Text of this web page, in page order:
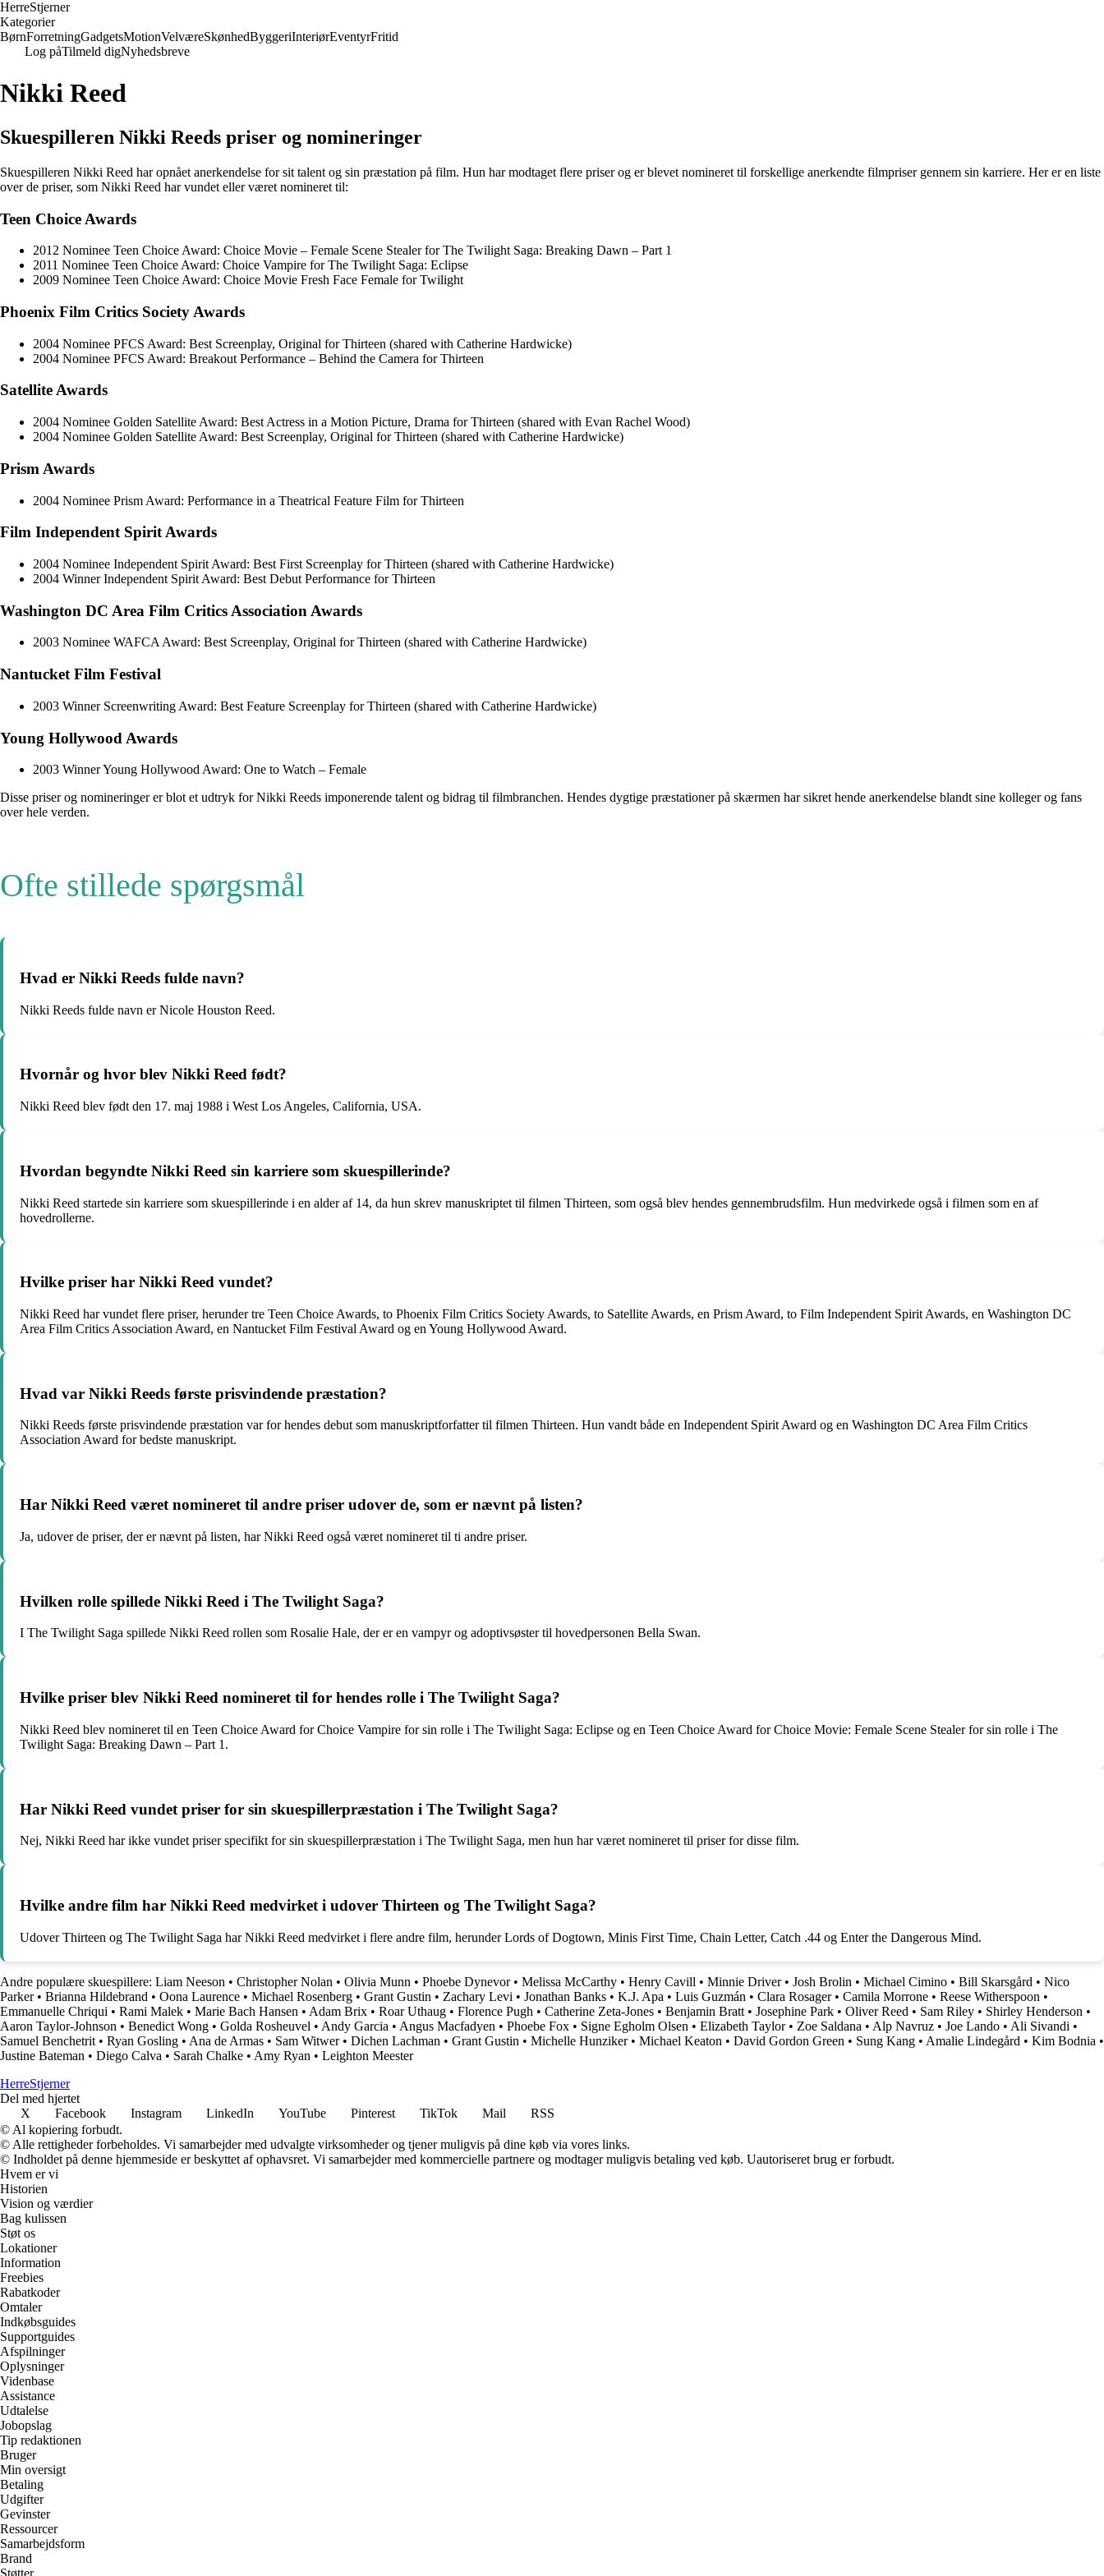
HerreStjerner
Kategorier
BørnForretningGadgetsMotionVelværeSkønhedByggeriInteriørEventyrFritid
Log påTilmeld digNyhedsbreve
Nikki Reed
Skuespilleren Nikki Reeds priser og nomineringer
Skuespilleren Nikki Reed har opnået anerkendelse for sit talent og sin præstation på film. Hun har modtaget flere priser og er blevet nomineret til forskellige anerkendte filmpriser gennem sin karriere. Her er en liste
over de priser, som Nikki Reed har vundet eller været nomineret til:
Teen Choice Awards
2012 Nominee Teen Choice Award: Choice Movie – Female Scene Stealer for The Twilight Saga: Breaking Dawn – Part 1
2011 Nominee Teen Choice Award: Choice Vampire for The Twilight Saga: Eclipse
2009 Nominee Teen Choice Award: Choice Movie Fresh Face Female for Twilight
Phoenix Film Critics Society Awards
2004 Nominee PFCS Award: Best Screenplay, Original for Thirteen (shared with Catherine Hardwicke)
2004 Nominee PFCS Award: Breakout Performance – Behind the Camera for Thirteen
Satellite Awards
2004 Nominee Golden Satellite Award: Best Actress in a Motion Picture, Drama for Thirteen (shared with Evan Rachel Wood)
2004 Nominee Golden Satellite Award: Best Screenplay, Original for Thirteen (shared with Catherine Hardwicke)
Prism Awards
2004 Nominee Prism Award: Performance in a Theatrical Feature Film for Thirteen
Film Independent Spirit Awards
2004 Nominee Independent Spirit Award: Best First Screenplay for Thirteen (shared with Catherine Hardwicke)
2004 Winner Independent Spirit Award: Best Debut Performance for Thirteen
Washington DC Area Film Critics Association Awards
2003 Nominee WAFCA Award: Best Screenplay, Original for Thirteen (shared with Catherine Hardwicke)
Nantucket Film Festival
2003 Winner Screenwriting Award: Best Feature Screenplay for Thirteen (shared with Catherine Hardwicke)
Young Hollywood Awards
2003 Winner Young Hollywood Award: One to Watch – Female
Disse priser og nomineringer er blot et udtryk for Nikki Reeds imponerende talent og bidrag til filmbranchen. Hendes dygtige præstationer på skærmen har sikret hende anerkendelse blandt sine kolleger og fans
over hele verden.
Ofte stillede spørgsmål
Hvad er Nikki Reeds fulde navn?
Nikki Reeds fulde navn er Nicole Houston Reed.
Hvornår og hvor blev Nikki Reed født?
Nikki Reed blev født den 17. maj 1988 i West Los Angeles, California, USA.
Hvordan begyndte Nikki Reed sin karriere som skuespillerinde?
Nikki Reed startede sin karriere som skuespillerinde i en alder af 14, da hun skrev manuskriptet til filmen Thirteen, som også blev hendes gennembrudsfilm. Hun medvirkede også i filmen som en af
hovedrollerne.
Hvilke priser har Nikki Reed vundet?
Nikki Reed har vundet flere priser, herunder tre Teen Choice Awards, to Phoenix Film Critics Society Awards, to Satellite Awards, en Prism Award, to Film Independent Spirit Awards, en Washington DC
Area Film Critics Association Award, en Nantucket Film Festival Award og en Young Hollywood Award.
Hvad var Nikki Reeds første prisvindende præstation?
Nikki Reeds første prisvindende præstation var for hendes debut som manuskriptforfatter til filmen Thirteen. Hun vandt både en Independent Spirit Award og en Washington DC Area Film Critics
Association Award for bedste manuskript.
Har Nikki Reed været nomineret til andre priser udover de, som er nævnt på listen?
Ja, udover de priser, der er nævnt på listen, har Nikki Reed også været nomineret til ti andre priser.
Hvilken rolle spillede Nikki Reed i The Twilight Saga?
I The Twilight Saga spillede Nikki Reed rollen som Rosalie Hale, der er en vampyr og adoptivsøster til hovedpersonen Bella Swan.
Hvilke priser blev Nikki Reed nomineret til for hendes rolle i The Twilight Saga?
Nikki Reed blev nomineret til en Teen Choice Award for Choice Vampire for sin rolle i The Twilight Saga: Eclipse og en Teen Choice Award for Choice Movie: Female Scene Stealer for sin rolle i The
Twilight Saga: Breaking Dawn – Part 1.
Har Nikki Reed vundet priser for sin skuespillerpræstation i The Twilight Saga?
Nej, Nikki Reed har ikke vundet priser specifikt for sin skuespillerpræstation i The Twilight Saga, men hun har været nomineret til priser for disse film.
Hvilke andre film har Nikki Reed medvirket i udover Thirteen og The Twilight Saga?
Udover Thirteen og The Twilight Saga har Nikki Reed medvirket i flere andre film, herunder Lords of Dogtown, Minis First Time, Chain Letter, Catch .44 og Enter the Dangerous Mind.
Andre populære skuespillere: Liam Neeson • Christopher Nolan • Olivia Munn • Phoebe Dynevor• Melissa McCarthy • Henry Cavill • Minnie Driver• Josh Brolin • Michael Cimino • Bill Skarsgård • Nico
Parker• Brianna Hildebrand • Oona Laurence • Michael Rosenberg • Grant Gustin • Zachary Levi • Jonathan Banks • K.J. Apa • Luis Guzmán • Clara Rosager• Camila Morrone • Reese Witherspoon •
Emmanuelle Chriqui • Rami Malek • Marie Bach Hansen • Adam Brix • Roar Uthaug • Florence Pugh • Catherine Zeta-Jones • Benjamin Bratt • Josephine Park • Oliver Reed • Sam Riley • Shirley Henderson •
Aaron Taylor-Johnson • Benedict Wong • Golda Rosheuvel • Andy Garcia • Angus Macfadyen • Phoebe Fox • Signe Egholm Olsen • Elizabeth Taylor• Zoe Saldana • Alp Navruz • Joe Lando • Ali Sivandi •
Samuel Benchetrit • Ryan Gosling • Ana de Armas • Sam Witwer• Dichen Lachman • Grant Gustin • Michelle Hunziker• Michael Keaton • David Gordon Green • Sung Kang • Amalie Lindegård • Kim Bodnia •
Justine Bateman • Diego Calva • Sarah Chalke • Amy Ryan • Leighton Meester
HerreStjerner
Del med hjertet
X
Facebook Instagram LinkedIn YouTube Pinterest TikTok Mail
RSS
© Al kopiering forbudt.
© Alle rettigheder forbeholdes. Vi samarbejder med udvalgte virksomheder og tjener muligvis på dine køb via vores links.
© Indholdet på denne hjemmeside er beskyttet af ophavsret. Vi samarbejder med kommercielle partnere og modtager muligvis betaling ved køb. Uautoriseret brug er forbudt.
Hvem er vi
Historien
Vision og værdier
Bag kulissen
Støt os
Lokationer
Information
Freebies
Rabatkoder
Omtaler
Indkøbsguides
Supportguides
Afspilninger
Oplysninger
Videnbase
Assistance
Udtalelse
Jobopslag
Tip redaktionen
Bruger
Min oversigt
Betaling
Udgifter
Gevinster
Ressourcer
Samarbejdsform
Brand
Støtter